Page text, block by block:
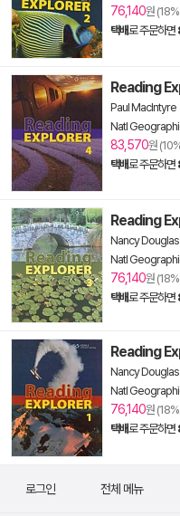
76,140원
택배로 주문하면
Reading
Paul MacIntyre
Natl
83,570원
택배로 주문하면
Reading
Nancy Douglas
Natl
76,140원
택배로 주문하면
Reading
Nancy Douglas
Natl
76,140원
택배로 주문하면
로그인 전체 메뉴